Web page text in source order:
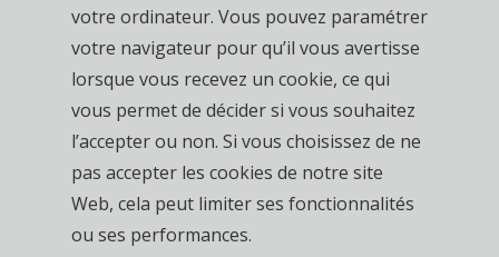
votre ordinateur. Vous pouvez paramétrer
votre navigateur pour qu’il vous avertisse
lorsque vous recevez un cookie, ce qui
vous permet de décider si vous souhaitez
l’accepter ou non. Si vous choisissez de ne
pas accepter les cookies de notre site
Web, cela peut limiter ses fonctionnalités
ou ses performances.